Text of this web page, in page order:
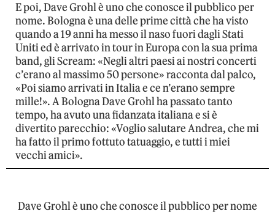
E poi, Dave Grohl è uno che conosce il pubblico per
nome. Bologna è una delle prime città che ha visto
quando a 19 anni ha messo il naso fuori dagli Stati
Uniti ed è arrivato in tour in Europa con la sua prima
band, gli Scream: «Negli altri paesi ai nostri concerti
c’erano al massimo 50 persone» racconta dal palco,
«Poi siamo arrivati in Italia e ce n’erano sempre
mille!». A Bologna Dave Grohl ha passato tanto
tempo, ha avuto una fidanzata italiana e si è
divertito parecchio: «Voglio salutare Andrea, che mi
ha fatto il primo fottuto tatuaggio, e tutti i miei
vecchi amici».
Dave Grohl è uno che conosce il pubblico per nome